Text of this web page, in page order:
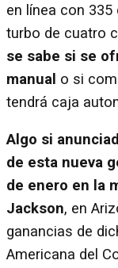
en línea con
turbo de cuatro
se sabe si se
manual o si
tendrá caja
Algo si
de esta nueva
de enero en la
Jackson, en
ganancias de
Americana del